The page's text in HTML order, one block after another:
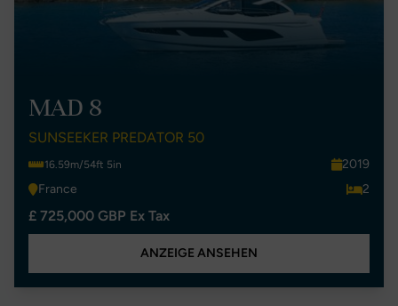
MAD 8
SUNSEEKER PREDATOR 50
16.59m/54ft 5in
2019
France
2
£ 725,000 GBP Ex Tax
ANZEIGE ANSEHEN